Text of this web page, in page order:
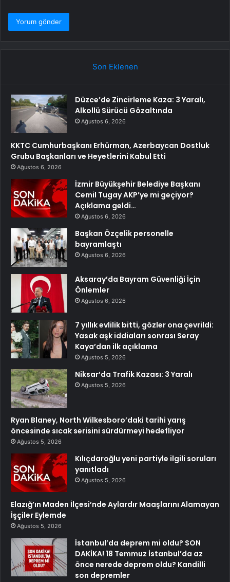
Son Eklenen
Düzce’de Zincirleme Kaza: 3 Yaralı,
Alkollü Sürücü Gözaltında
Ağustos 6, 2026
KKTC Cumhurbaşkanı Erhürman, Azerbaycan Dostluk
Grubu Başkanları ve Heyetlerini Kabul Etti
Ağustos 6, 2026
İzmir Büyükşehir Belediye Başkanı
Cemil Tugay AKP’ye mi geçiyor?
Açıklama geldi…
Ağustos 6, 2026
Başkan Özçelik personelle
bayramlaştı
Ağustos 6, 2026
Aksaray’da Bayram Güvenliği İçin
Önlemler
Ağustos 6, 2026
7 yıllık evlilik bitti, gözler ona çevrildi:
Yasak aşk iddiaları sonrası Seray
Kaya’dan ilk açıklama
Ağustos 5, 2026
Niksar’da Trafik Kazası: 3 Yaralı
Ağustos 5, 2026
Ryan Blaney, North Wilkesboro’daki tarihi yarış
öncesinde sıcak serisini sürdürmeyi hedefliyor
Ağustos 5, 2026
Kılıçdaroğlu yeni partiyle ilgili soruları
yanıtladı
Ağustos 5, 2026
Elazığ’ın Maden İlçesi’nde Aylardır Maaşlarını Alamayan
İşçiler Eylemde
Ağustos 5, 2026
İstanbul’da deprem mi oldu? SON
DAKİKA! 18 Temmuz İstanbul’da az
önce nerede deprem oldu? Kandilli
son depremler